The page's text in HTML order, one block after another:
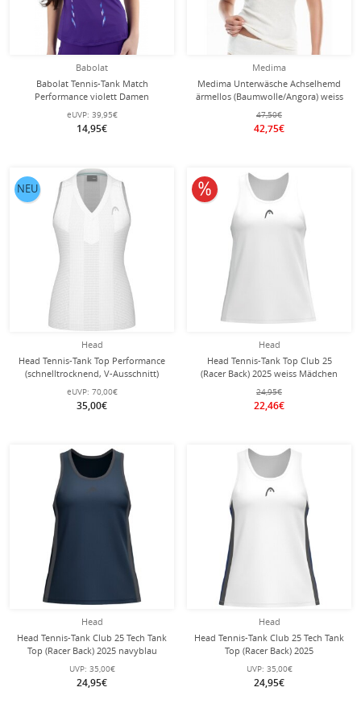
Babolat
Babolat Tennis-Tank Match
Performance violett Damen
eUVP: 39,95€
14,95€
Medima
Medima Unterwäsche Achselhemd
ärmellos (Baumwolle/Angora) weiss
Damen (Gr. S-L)
47,50€
42,75€
Head
Head Tennis-Tank Top Performance
(schnelltrocknend, V-Ausschnitt)
2025 weiss Damen
eUVP: 70,00€
35,00€
NEU
Head
Head Tennis-Tank Top Club 25
(Racer Back) 2025 weiss Mädchen
24,95€
22,46€
10% reduziert
Head
Head Tennis-Tank Club 25 Tech Tank
Top (Racer Back) 2025 navyblau
Damen
UVP: 35,00€
24,95€
Head
Head Tennis-Tank Club 25 Tech Tank
Top (Racer Back) 2025
weiss/royalblau Damen
UVP: 35,00€
24,95€